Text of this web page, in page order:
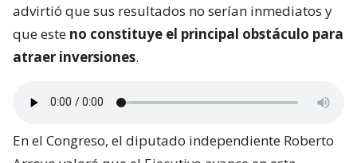
advirtió que sus resultados no serían inmediatos y
que este no constituye el principal obstáculo para
atraer inversiones.
En el Congreso, el diputado independiente Roberto